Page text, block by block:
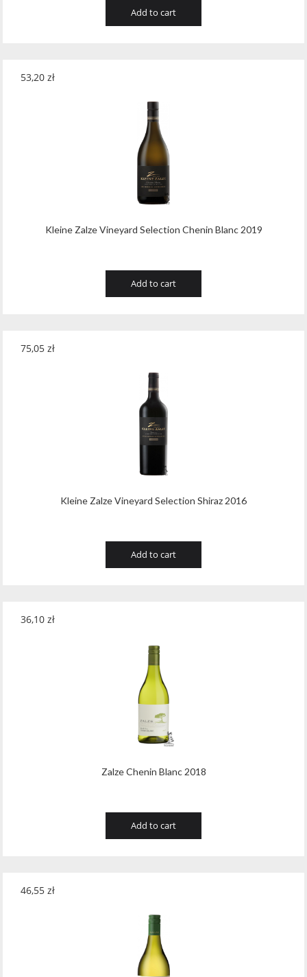
Add to cart
Kleine Zalze Vineyard Selection Chenin Blanc 2019
53,20 zł
Add to cart
Kleine Zalze Vineyard Selection Shiraz 2016
75,05 zł
Add to cart
Zalze Chenin Blanc 2018
36,10 zł
Add to cart
46,55 zł